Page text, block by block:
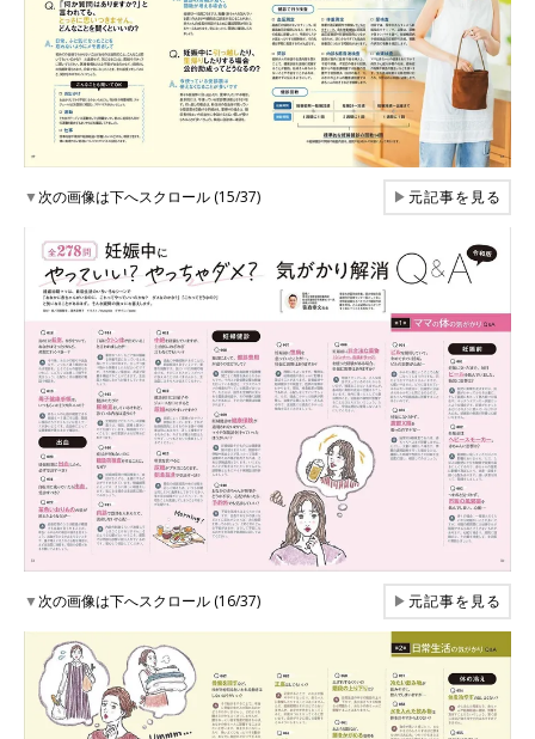
▼次の画像は下へスクロール (15/37) ▶元記事を見る
▼次の画像は下へスクロール (16/37) ▶元記事を見る